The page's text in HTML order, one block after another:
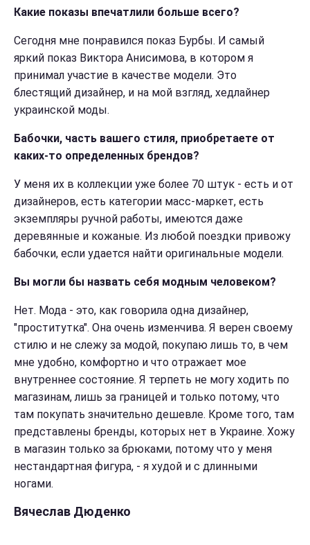
Какие показы впечатлили больше всего?
Сегодня мне понравился показ Бурбы. И самый
яркий показ Виктора Анисимова, в котором я
принимал участие в качестве модели. Это
блестящий дизайнер, и на мой взгляд, хедлайнер
украинской моды.
Бабочки, часть вашего стиля, приобретаете от
каких-то определенных брендов?
У меня их в коллекции уже более 70 штук - есть и от
дизайнеров, есть категории масс-маркет, есть
экземпляры ручной работы, имеются даже
деревянные и кожаные. Из любой поездки привожу
бабочки, если удается найти оригинальные модели.
Вы могли бы назвать себя модным человеком?
Нет. Мода - это, как говорила одна дизайнер,
"проститутка". Она очень изменчива. Я верен своему
стилю и не слежу за модой, покупаю лишь то, в чем
мне удобно, комфортно и что отражает мое
внутреннее состояние. Я терпеть не могу ходить по
магазинам, лишь за границей и только потому, что
там покупать значительно дешевле. Кроме того, там
представлены бренды, которых нет в Украине. Хожу
в магазин только за брюками, потому что у меня
нестандартная фигура, - я худой и с длинными
ногами.
Вячеслав Дюденко